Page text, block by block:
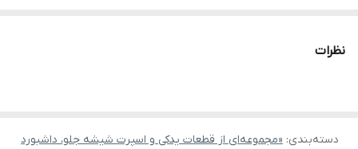
پدها در کنسول و جا لیوانی سبب می‌شود تا علاوه بر زیبایی، خودروی
پد های جا لیوانی و پدهای کنسول که مناسب برای خودروهای پژو ۲۰۷
نظرات
دسته‌بندی: «مجموعه‌ای از قطعات یدکی و اسپرت شیشه جلو، داشبورد